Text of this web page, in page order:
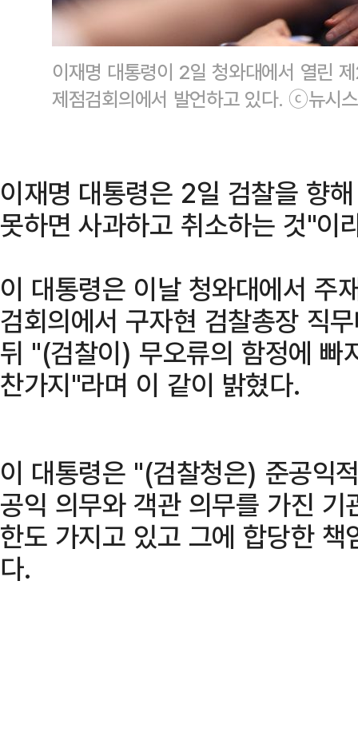
이재명 대통령이 2일 청와대에서 열린
제점검회의에서 발언하고 있다. ⓒ뉴시스
이재명 대통령은 2일 검찰을 향
못하면 사과하고 취소하는 것"이
이 대통령은 이날 청와대에서 주
검회의에서 구자현 검찰총장 직
뒤 "(검찰이) 무오류의 함정에 빠
찬가지"라며 이 같이 밝혔다.
이 대통령은 "(검찰청은) 준공익
공익 의무와 객관 의무를 가진
한도 가지고 있고 그에 합당한
다.